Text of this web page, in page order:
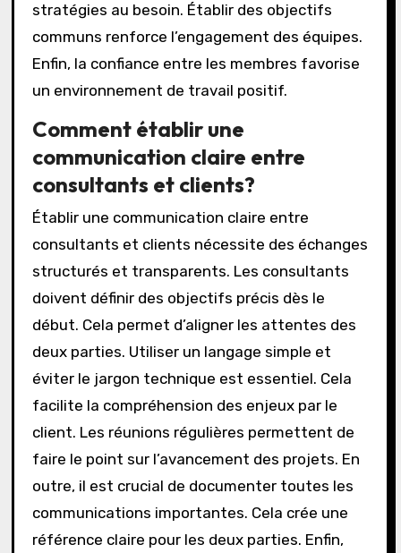
stratégies au besoin. Établir des objectifs
communs renforce l’engagement des équipes.
Enfin, la confiance entre les membres favorise
un environnement de travail positif.
Comment établir une
communication claire entre
consultants et clients?
Établir une communication claire entre
consultants et clients nécessite des échanges
structurés et transparents. Les consultants
doivent définir des objectifs précis dès le
début. Cela permet d’aligner les attentes des
deux parties. Utiliser un langage simple et
éviter le jargon technique est essentiel. Cela
facilite la compréhension des enjeux par le
client. Les réunions régulières permettent de
faire le point sur l’avancement des projets. En
outre, il est crucial de documenter toutes les
communications importantes. Cela crée une
référence claire pour les deux parties. Enfin,